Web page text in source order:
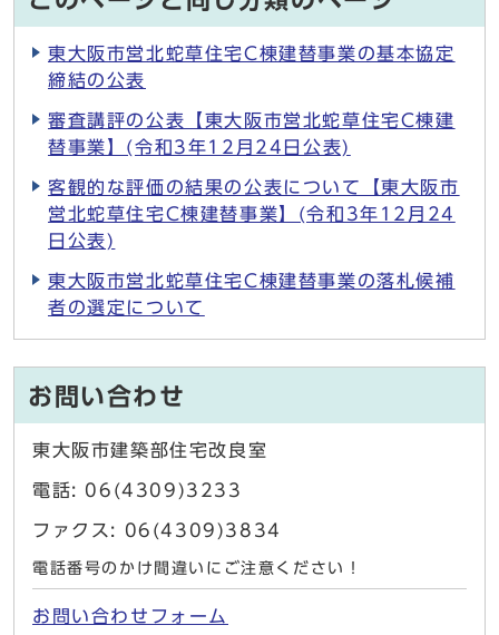
東大阪市営北蛇草住宅C棟建替事業の基本協定
締結の公表
審査講評の公表【東大阪市営北蛇草住宅C棟建
替事業】(令和3年12月24日公表)
客観的な評価の結果の公表について【東大阪市
営北蛇草住宅C棟建替事業】(令和3年12月24
日公表)
東大阪市営北蛇草住宅C棟建替事業の落札候補
者の選定について
お問い合わせ
東大阪市建築部住宅改良室
電話: 06(4309)3233
ファクス: 06(4309)3834
電話番号のかけ間違いにご注意ください！
お問い合わせフォーム